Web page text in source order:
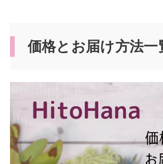
価格とお届け方法一